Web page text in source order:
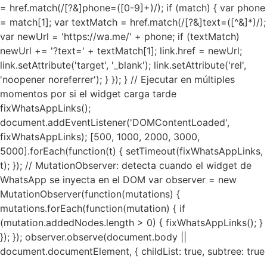
= href.match(/[?&]phone=([0-9]+)/); if (match) { var phone
= match[1]; var textMatch = href.match(/[?&]text=([^&]*)/);
var newUrl = 'https://wa.me/' + phone; if (textMatch)
newUrl += '?text=' + textMatch[1]; link.href = newUrl;
link.setAttribute('target', '_blank'); link.setAttribute('rel',
'noopener noreferrer'); } }); } // Ejecutar en múltiples
momentos por si el widget carga tarde
fixWhatsAppLinks();
document.addEventListener('DOMContentLoaded',
fixWhatsAppLinks); [500, 1000, 2000, 3000,
5000].forEach(function(t) { setTimeout(fixWhatsAppLinks,
t); }); // MutationObserver: detecta cuando el widget de
WhatsApp se inyecta en el DOM var observer = new
MutationObserver(function(mutations) {
mutations.forEach(function(mutation) { if
(mutation.addedNodes.length > 0) { fixWhatsAppLinks(); }
}); }); observer.observe(document.body ||
document.documentElement, { childList: true, subtree: true